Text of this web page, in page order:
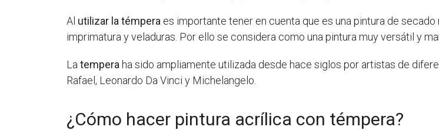
Al utilizar la témpera es importante tener en cuenta que es una pintura de
imprimatura y veladuras. Por ello se considera como una pintura muy versátil y
Latempera ha sido ampliamente utilizada desde hace siglos por artistas de
Rafael, Leonardo Da Vinci y Michelangelo.
¿Cómo hacer pintura acrílica con témpera?